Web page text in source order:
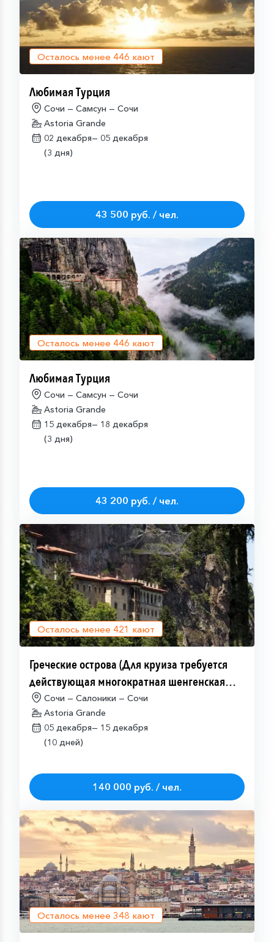
Осталось менее 446 кают
Любимая Турция
Сочи — Самсун — Сочи
Astoria Grande
02 декабря— 05 декабря
(3 дня)
43 500 руб. / чел.
Осталось менее 446 кают
Любимая Турция
Сочи — Самсун — Сочи
Astoria Grande
15 декабря— 18 декабря
(3 дня)
43 200 руб. / чел.
Осталось менее 421 кают
Греческие острова (Для круиза требуется
действующая многократная шенгенская
виза)Сочи — Салоники — Сочи
Astoria Grande
05 декабря— 15 декабря
(10 дней)
140 000 руб. / чел.
Осталось менее 348 кают